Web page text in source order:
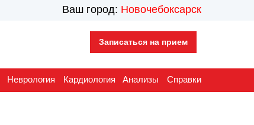
Записаться на прием
Неврология Кардиология Анализы
Ваш город: Новочебоксарск
Справки